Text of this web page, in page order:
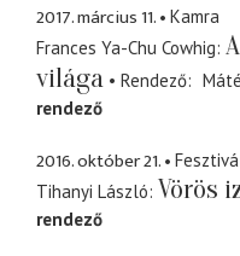
2017. március 11.
Kamra
Frances Ya-Chu Cowhig
világa
Rendező
rendező
2016. október 21.
Tihanyi László Vörös
rendező